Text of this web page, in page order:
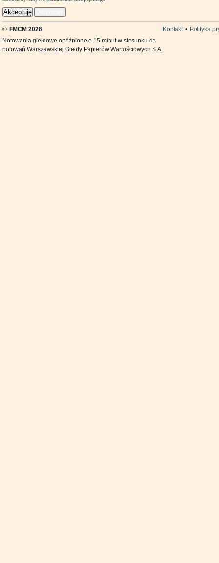
Akceptuję
© FMCM 2026 Kontakt • Polityka
Notowania giełdowe opóźnione o 15 minut w stosunku do
notowań Warszawskiej Giełdy Papierów Wartościowych S.A.